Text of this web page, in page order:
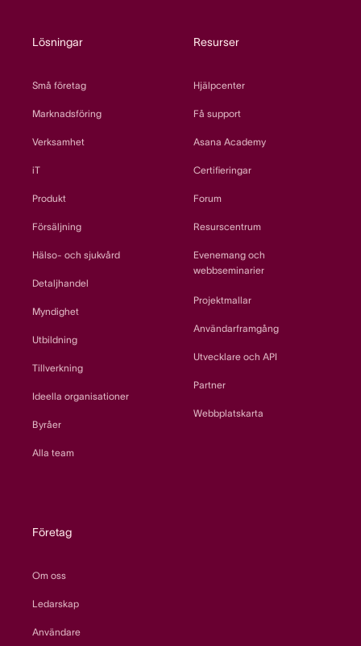
Lösningar
Små företag
Marknadsföring
Verksamhet
iT
Produkt
Försäljning
Hälso- och sjukvård
Detaljhandel
Myndighet
Utbildning
Tillverkning
Ideella organisationer
Byråer
Alla team
Resurser
Hjälpcenter
Få support
Asana Academy
Certifieringar
Forum
Resurscentrum
Evenemang och
webbseminarier
Projektmallar
Användarframgång
Utvecklare och API
Partner
Webbplatskarta
Företag
Om oss
Ledarskap
Användare